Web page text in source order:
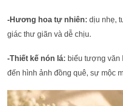
-Hương hoa tự nhiên: dịu nhẹ,
giác thư giãn và dễ chịu.
-Thiết kế nón lá: biểu tượng văn
đến hình ảnh đồng quê, sự mộc